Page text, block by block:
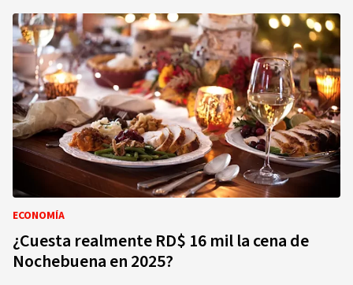
ECONOMÍA
¿Cuesta realmente RD$ 16 mil la cena de
Nochebuena en 2025?